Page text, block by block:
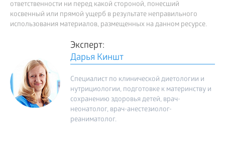
ответственности ни перед какой стороной, понесший
косвенный или прямой ущерб в результате неправильного
использования материалов, размещенных на данном ресурсе.
Эксперт:
Дарья Киншт
Специалист по клинической диетологии и
нутрициологии, подготовке к материнству и
сохранению здоровья детей, врач-
неонатолог, врач-анестезиолог-
реаниматолог.